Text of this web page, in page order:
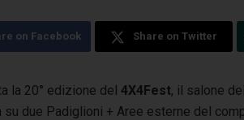
on Facebook Share on Twitter
la 20° edizione del 4X4Fest, il salone
su due Padiglioni + Aree esterne del